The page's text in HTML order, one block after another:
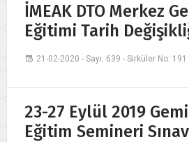
İMEAK DTO Merkez
Eğitimi Tarih
21-02-2020 - Sayı: 639 - Sirküler No: 191
23-27 Eylül 2019
Eğitim Semineri